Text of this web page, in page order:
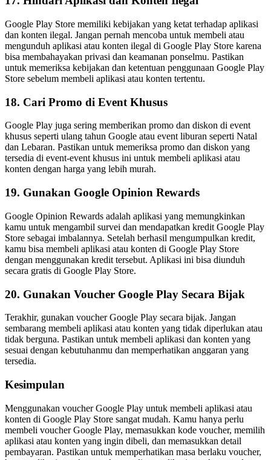
Google Play Store memiliki kebijakan yang ketat terhadap aplikasi
dan konten ilegal. Jangan pernah mencoba untuk membeli atau
mengunduh aplikasi atau konten ilegal di Google Play Store karena
bisa membahayakan privasi dan keamanan ponselmu. Pastikan
untuk memeriksa kebijakan dan ketentuan penggunaan Google Play
Store sebelum membeli aplikasi atau konten tertentu.
18. Cari Promo di Event Khusus
Google Play juga sering memberikan promo dan diskon di event
khusus seperti ulang tahun Google atau event liburan seperti Natal
dan Lebaran. Pastikan untuk memeriksa promo dan diskon yang
tersedia di event-event khusus ini untuk membeli aplikasi atau
konten dengan harga yang lebih murah.
19. Gunakan Google Opinion Rewards
Google Opinion Rewards adalah aplikasi yang memungkinkan
kamu untuk mengambil survei dan mendapatkan kredit Google Play
Store sebagai imbalannya. Setelah berhasil mengumpulkan kredit,
kamu bisa membeli aplikasi atau konten di Google Play Store
dengan menggunakan kredit tersebut. Aplikasi ini bisa diunduh
secara gratis di Google Play Store.
20. Gunakan Voucher Google Play Secara Bijak
Terakhir, gunakan voucher Google Play secara bijak. Jangan
sembarang membeli aplikasi atau konten yang tidak diperlukan atau
tidak berguna. Pastikan untuk membeli aplikasi dan konten yang
sesuai dengan kebutuhanmu dan memperhatikan anggaran yang
tersedia.
Kesimpulan
Menggunakan voucher Google Play untuk membeli aplikasi atau
konten di Google Play Store sangat mudah. Kamu hanya perlu
membeli voucher Google Play, memasukkan kode voucher, memilih
aplikasi atau konten yang ingin dibeli, dan memasukkan detail
pembayaran. Pastikan untuk memperhatikan masa berlaku voucher,